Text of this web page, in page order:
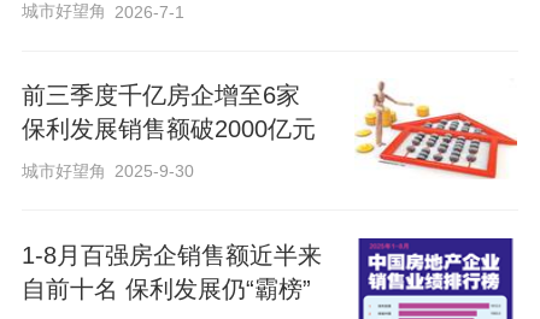
城市好望角 2026-7-1
前三季度千亿房企增至6家
保利发展销售额破2000亿元
城市好望角 2025-9-30
1-8月百强房企销售额近半来
自前十名 保利发展仍“霸榜”